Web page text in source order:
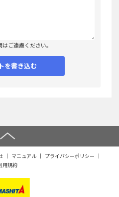
ご遠慮ください。
マニュアル
プライバシーポリシー
用規約